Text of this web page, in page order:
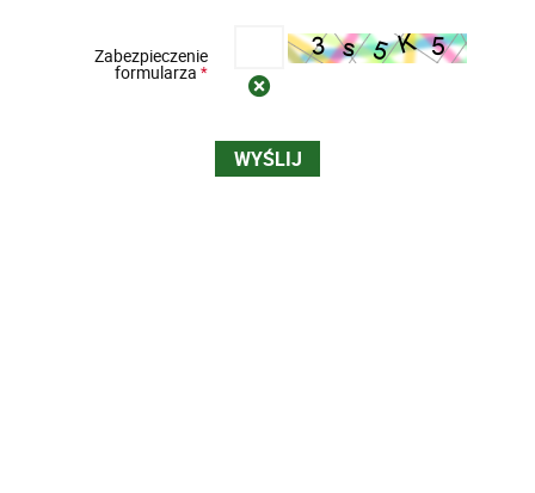
Zabezpieczenie
formularza*